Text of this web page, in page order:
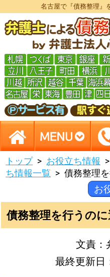
名古屋で『債務整理』
トップ お役立ち情報
ち情報一覧
債務整理
お
債務整理を行うの
文責：
最終更新日